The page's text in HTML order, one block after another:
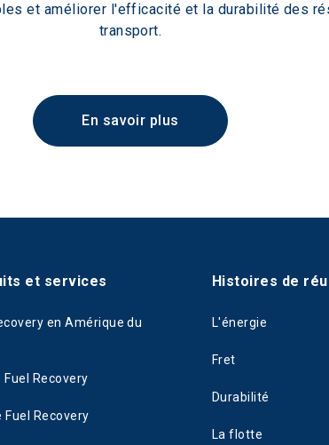
et améliorer l'efficacité et la durabilité des
transport.
En savoir plus
et services
en Amérique du
Fuel Recovery
Fuel Recovery
Histoires de
L'énergie
Fret
Durabilité
La flotte